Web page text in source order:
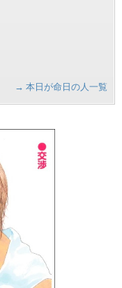
→ 本日が命日の人一覧